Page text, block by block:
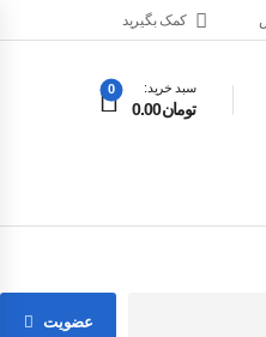
کمک بگیرید
سبد خرید:
تومان0.00
0
عضویت